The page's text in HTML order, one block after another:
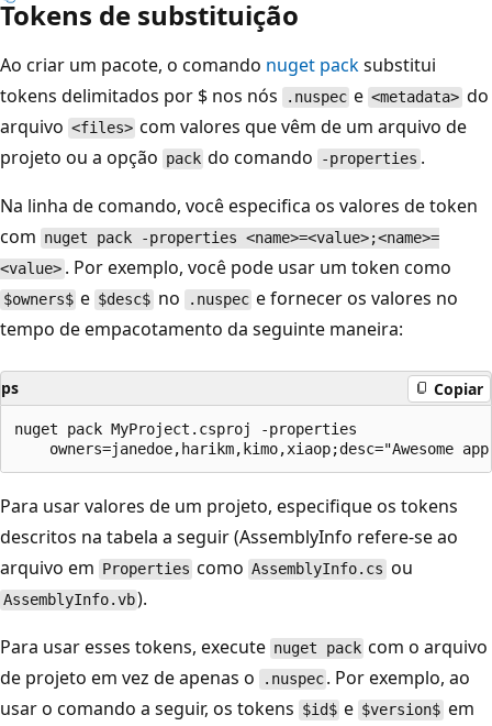
Tokens de substituição
Ao criar um pacote, o comando nuget packsubstitui
tokens delimitados por $ nos nós
.nuspec e <metadata> do
arquivo <files> com valores que vêm de um arquivo de
projeto ou a opção pack do comando -properties .
Na linha de comando, você especifica os valores de token
com nuget pack -properties <name>=<value>;<name>=
<value> . Por exemplo, você pode usar um token como
$owners$ e $desc$ no .nuspec e fornecer os valores no
tempo de empacotamento da seguinte maneira:
ps Copiar
nuget pack MyProject.csproj -properties
Para usar valores de um projeto, especifique os tokens
descritos na tabela a seguir (AssemblyInfo refere-se ao
arquivo em Properties como AssemblyInfo.cs ou
AssemblyInfo.vb).
Para usar esses tokens, execute nuget pack com o arquivo
de projeto em vez de apenas o
.nuspec . Por exemplo, ao
usar o comando a seguir, os tokens $id$ e $version$ em